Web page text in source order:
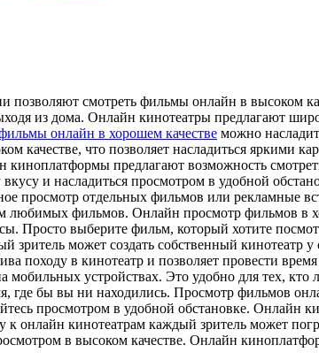
смотреть фильмы онлайн в высоком
из дома. Онлайн кинотеатры предлагают
онлайн в хорошем качестве можно
качестве, что позволяет насладиться яркими
киноплатформы предлагают возможность
и насладиться просмотром в удобной
просмотр отдельных фильмов или рекламные
любимых фильмов. Онлайн просмотр фильмов в
Просто выберите фильм, который хотите
может создать собственный кинотеатр
походу в кинотеатр и позволяет провести
устройствах. Это удобно для тех,
бы вы ни находились. Просмотр фильмов
просмотром в удобной обстановке. Онлайн
к онлайн кинотеатрам каждый зритель может
в высоком качестве. Онлайн